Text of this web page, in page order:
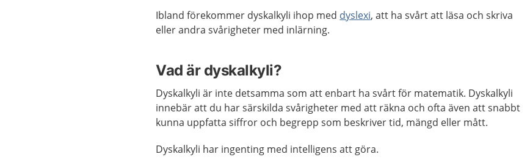
Ibland förekommer dyskalkyli ihop med dyslexi, att ha svårt att läsa och skriva
eller andra svårigheter med inlärning.
Vad är dyskalkyli?
Dyskalkyli är inte detsamma som att enbart ha svårt för matematik. Dyskalkyli
innebär att du har särskilda svårigheter med att räkna och ofta även att snabbt
kunna uppfatta siffror och begrepp som beskriver tid, mängd eller mått.
Dyskalkyli har ingenting med intelligens att göra.